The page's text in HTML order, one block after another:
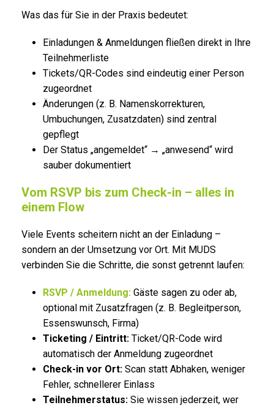
Was das für Sie in der Praxis bedeutet:
Einladungen & Anmeldungen fließen direkt in Ihre
Teilnehmerliste
Tickets/QR-Codes sind eindeutig einer Person
zugeordnet
Änderungen (z. B. Namenskorrekturen,
Umbuchungen, Zusatzdaten) sind zentral
gepflegt
Der Status „angemeldet“ → „anwesend“ wird
sauber dokumentiert
Vom RSVP bis zum Check-in – alles in
einem Flow
Viele Events scheitern nicht an der Einladung –
sondern an der Umsetzung vor Ort. Mit MUDS
verbinden Sie die Schritte, die sonst getrennt laufen:
RSVP / Anmeldung: Gäste sagen zu oder ab,
optional mit Zusatzfragen (z. B. Begleitperson,
Essenswunsch, Firma)
Ticketing / Eintritt: Ticket/QR-Code wird
automatisch der Anmeldung zugeordnet
Check-in vor Ort: Scan statt Abhaken, weniger
Fehler, schnellerer Einlass
Teilnehmerstatus: Sie wissen jederzeit, wer